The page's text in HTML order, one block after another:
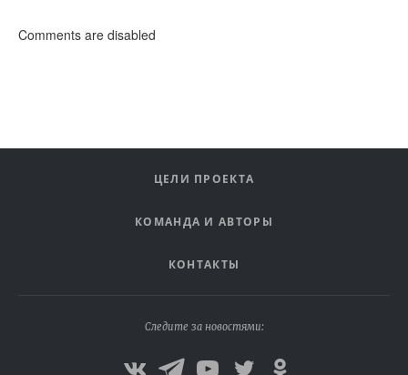
Comments are disabled
ЦЕЛИ ПРОЕКТА
КОМАНДА И АВТОРЫ
КОНТАКТЫ
Следите за новостями: